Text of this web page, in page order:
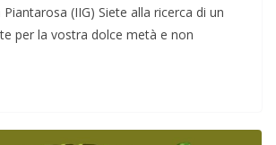
Piantarosa (IIG) Siete alla ricerca di un
per la vostra dolce metà e non